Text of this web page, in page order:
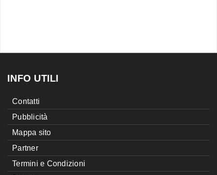
INFO UTILI
Contatti
Pubblicità
Mappa sito
Partner
Termini e Condizioni